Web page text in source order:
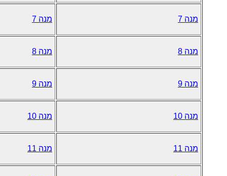
מנה 7 מנה 7
מנה 8 מנה 8
מנה 9 מנה 9
מנה 10 מנה 10
מנה 11 מנה 11